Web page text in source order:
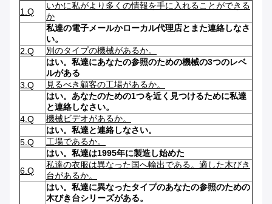
1.Q
いかに私がより多くの情報を手に入れることができる
か
私達の電子メールかローカル代理店とまた連絡しなさ
い。
2.Q
別のタイプの機械があるか。
はい。私達にあなたの参照のための機械の3つのレベ
ルがある
3.Q
見るべき顧客の工場があるか。
はい。あなたのための1つを近く見つけるために私達
と連絡しなさい。
4.Q
機械ビデオがあるか。
はい。私達と連絡しなさい。
5.Q
工場であるか。
はい。私達は1995年に製造し始めた
6.Q
私達の衣服は異なった国へ輸出である。適した木びき
台があるか。
はい。私達に異なったタイプのあなたの参照のための
木びき台シリーズがある。